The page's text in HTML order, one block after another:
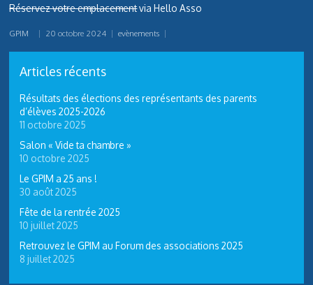
Réservez votre emplacementvia Hello Asso
GPIM | 20 octobre 2024 | evènements |
Articles récents
Résultats des élections des représentants des parents
d’élèves 2025-2026
11 octobre 2025
Salon « Vide ta chambre »
10 octobre 2025
Le GPIM a 25 ans !
30 août 2025
Fête de la rentrée 2025
10 juillet 2025
Retrouvez le GPIM au Forum des associations 2025
8 juillet 2025